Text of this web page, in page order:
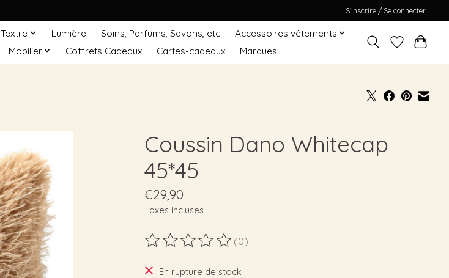
S’inscrire / Se connecter
Textile Lumière Soins, Parfums, Savons, etc
Accessoires vêtements
Mobilier Coffrets Cadeaux Cartes-cadeaux Marques
Coussin Dano Whitecap
45*45
€29,90
Taxes incluses
Ce produit est évalué à
(0)
En rupture de stock